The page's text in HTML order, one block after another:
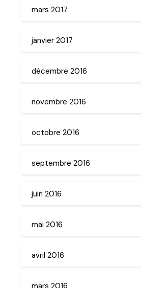
mars 2017
janvier 2017
décembre 2016
novembre 2016
octobre 2016
septembre 2016
juin 2016
mai 2016
avril 2016
mars 2016